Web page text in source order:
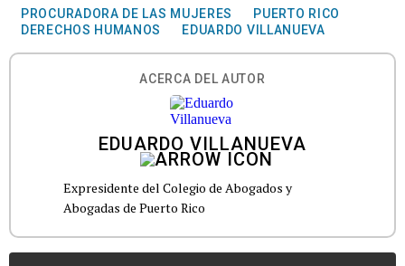
PROCURADORA DE LAS MUJERES
PUERTO RICO
DERECHOS HUMANOS
EDUARDO VILLANUEVA
ACERCA DEL AUTOR
EDUARDO VILLANUEVA
Expresidente del Colegio de Abogados y
Abogadas de Puerto Rico